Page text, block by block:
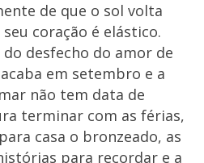
de que o sol volta
coração é elástico.
desfecho do amor de
em setembro e a
não tem data de
terminar com as férias,
casa o bronzeado, as
para recordar e a